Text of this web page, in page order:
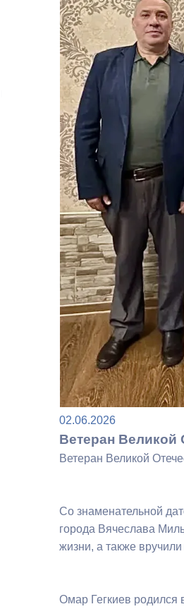
Владикавказ
Распоряжения,
ОРВ и экспертиза
Оценка
местного
Открытые данные
Информация о
проверок
Муниципальный
02.06.2026
Ветеран Великой
Ветеран Великой
Со знаменательной
города Вячеслава
жизни, а также
Омар Гегкиев родился